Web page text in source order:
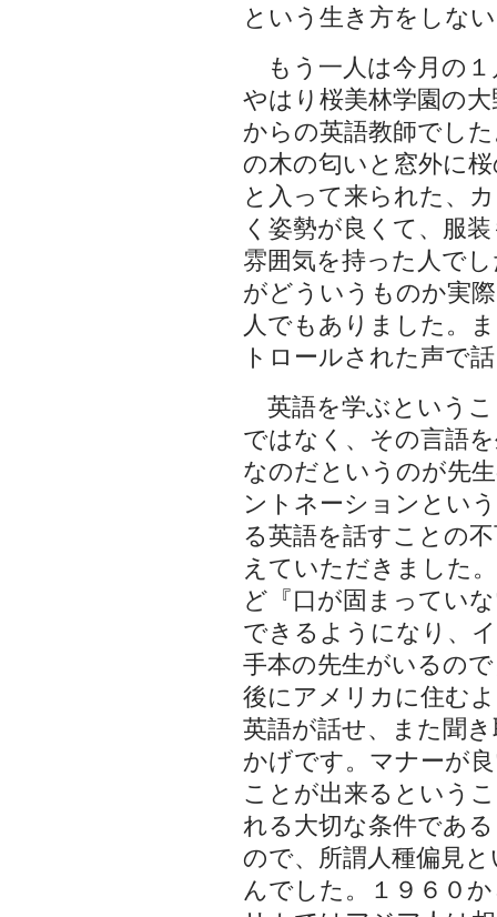
という生き方をしな
もう一人は今月の１
やはり桜美林学園の
からの英語教師でし
の木の匂いと窓外に
と入って来られた、
く姿勢が良くて、服
雰囲気を持った人で
がどういうものか実
人でもありました。
トロールされた声で
英語を学ぶという
ではなく、その言語
なのだというのが先
ントネーションとい
る英語を話すことの
えていただきました
ど『口が固まってい
できるようになり、
手本の先生がいるの
後にアメリカに住む
英語が話せ、また聞
かげです。マナーが
ことが出来るという
れる大切な条件であ
ので、所謂人種偏見
んでした。１９６０